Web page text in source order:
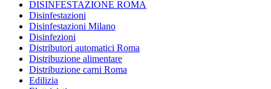
DISINFESTAZIONE ROMA
Disinfestazioni
Disinfestazioni Milano
Disinfezioni
Distributori automatici Roma
Distribuzione alimentare
Distribuzione carni Roma
Edilizia